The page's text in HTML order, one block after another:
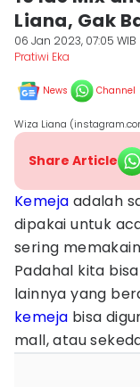
Liana, Gak
06 Jan 2023, 07:05 WIB
Pratiwi Eka
News Channel
Wiza Liana
Share Article
Kemeja adalah
dipakai untuk
sering
Padahal kita bisa
lainnya yang
kemeja bisa
mall, atau